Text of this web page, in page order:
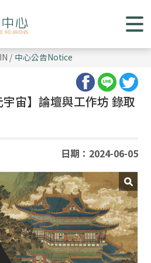
/ 中心公告Notice
宇宙】論壇與工作坊 錄取
日期：2024-06-05